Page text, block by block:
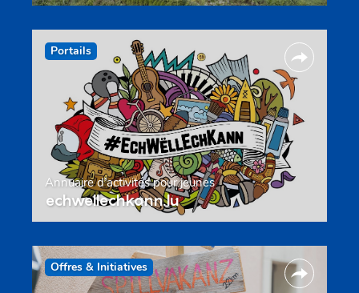
Portails
Annuaire d’activités pour jeunes
echwellechkann.lu
Offres & Initiatives